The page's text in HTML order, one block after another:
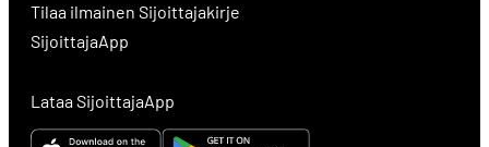
Tilaa ilmainen Sijoittajakirje
SijoittajaApp
Lataa SijoittajaApp